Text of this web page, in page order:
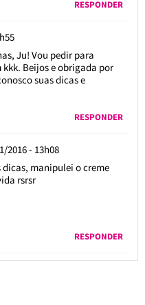
RESPONDER
Ju! Vou pedir para
Beijos e obrigada por
suas dicas e
RESPONDER
2016 - 13h08
manipulei o creme
rsrsr
RESPONDER